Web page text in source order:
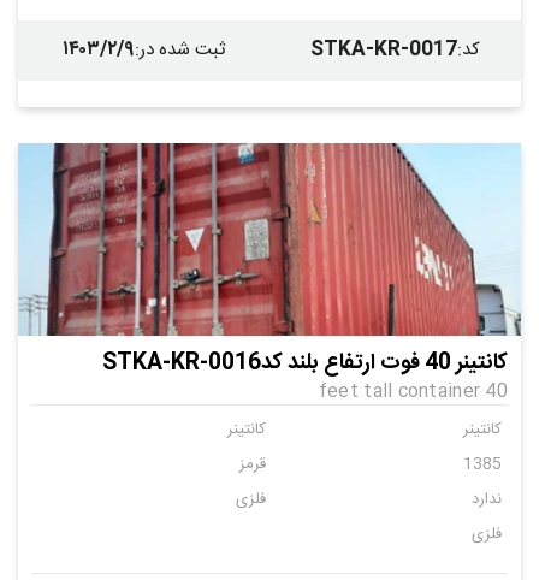
کد:
STKA-KR-0017 ثبت شده در:۱۴۰۳/۲/۹
کانتینر 40 فوت ارتفاع بلند کدSTKA-KR-0016
40 feet tall container
کانتینر
کانتینر
1385
قرمز
ندارد
فلزی
فلزی